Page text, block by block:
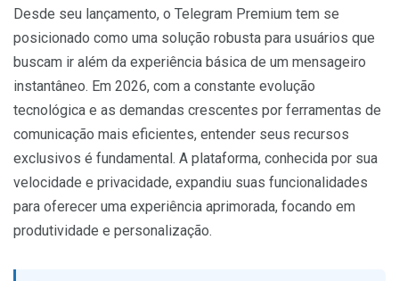
Desde seu lançamento, o Telegram Premium tem se
posicionado como uma solução robusta para usuários que
buscam ir além da experiência básica de um mensageiro
instantâneo. Em 2026, com a constante evolução
tecnológica e as demandas crescentes por ferramentas de
comunicação mais eficientes, entender seus recursos
exclusivos é fundamental. A plataforma, conhecida por sua
velocidade e privacidade, expandiu suas funcionalidades
para oferecer uma experiência aprimorada, focando em
produtividade e personalização.